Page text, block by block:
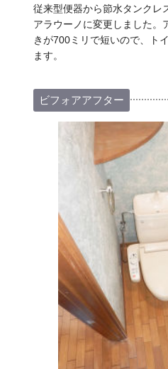
従来型便器から節水タンクレ
アラウーノに変更しました。
きが700ミリで短いので、ト
ます。
ビフォアアフター